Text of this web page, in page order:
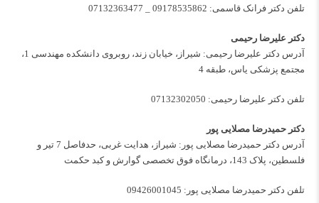
تلفن دکتر فرانک قاسمی: 09178535862
07132363477
دکتر علیرضا رحیمی
آدرس دکتر علیرضا رحیمی: شیراز، خیابان زند، روبروی دانشکده مهندسی 1،
مجتمع پزشکی یاس، طبقه 4
تلفن دکتر علیرضا رحیمی: 07132302050
دکتر حمیدرضا مصلایی پور
آدرس دکتر حمیدرضا مصلایی پور: شیراز، هدایت غربی، حدفاصل 7 تیر و
فلسطین، پلاک 143، درمانگاه فوق تخصصی گوارش و کبد حکمت
تلفن دکتر حمیدرضا مصلایی پور: 09426001045